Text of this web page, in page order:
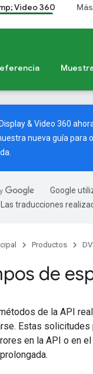
Video 360 Más
& Video 360
nueva guía para
Google
traducciones
Productos
de
de la API
Estas solicitudes
en la API o en